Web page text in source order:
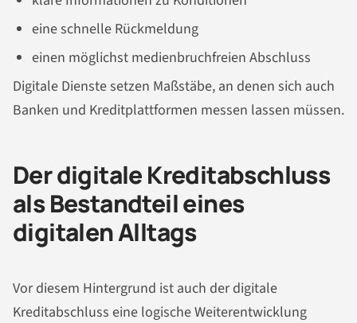
eine schnelle Rückmeldung
einen möglichst medienbruchfreien Abschluss
Digitale Dienste setzen Maßstäbe, an denen sich auch
Banken und Kreditplattformen messen lassen müssen.
Der digitale Kreditabschluss
als Bestandteil eines
digitalen Alltags
Vor diesem Hintergrund ist auch der digitale
Kreditabschluss eine logische Weiterentwicklung